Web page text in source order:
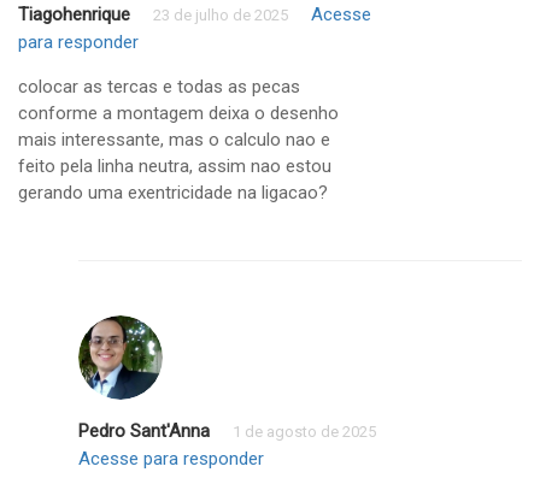
Tiagohenrique 23 de julho de 2025
Acesse
para responder
colocar as tercas e todas as pecas
conforme a montagem deixa o desenho
mais interessante, mas o calculo nao e
feito pela linha neutra, assim nao estou
gerando uma exentricidade na ligacao?
Pedro Sant'Anna 1 de agosto de 2025
Acesse para responder